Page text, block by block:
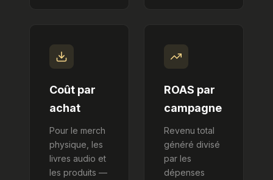
Coût par
achat
Pour le merch
physique, les
livres audio et
les produits —
ROAS par
campagne
Revenu total
généré divisé
par les
dépenses